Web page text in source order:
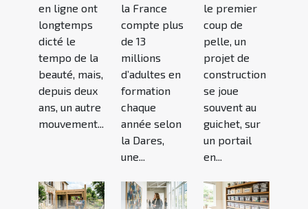
en ligne ont
longtemps
dicté le
tempo de la
beauté, mais,
depuis deux
ans, un autre
mouvement...
la France
compte plus
de 13
millions
d’adultes en
formation
chaque
année selon
la Dares,
une...
le premier
coup de
pelle, un
projet de
construction
se joue
souvent au
guichet, sur
un portail
en...